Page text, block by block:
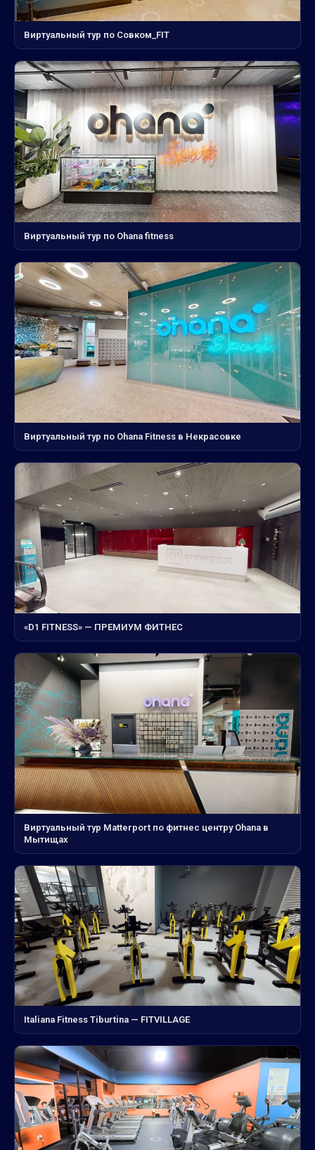
Виртуальный тур по Совком_FIT
Виртуальный тур по Ohana fitness
Виртуальный тур по Ohana Fitness в Некрасовке
«D1 FITNESS» — ПРЕМИУМ ФИТНЕС
Виртуальный тур Matterport по фитнес центру Ohana в
Мытищах
Italiana Fitness Tiburtina — FITVILLAGE